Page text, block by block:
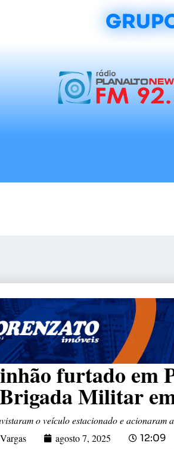
furtado em
Militar
o veículo estacionado e acionaram
agosto 7, 2025 12:09